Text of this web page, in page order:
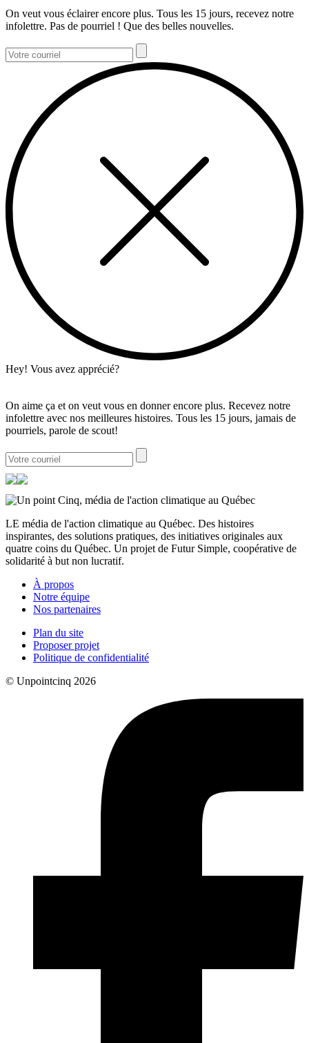
On veut vous éclairer encore plus. Tous les 15 jours, recevez notre
infolettre. Pas de pourriel ! Que des belles nouvelles.
Hey! Vous avez apprécié?
On aime ça et on veut vous en donner encore plus. Recevez notre
infolettre avec nos meilleures histoires. Tous les 15 jours, jamais de
pourriels, parole de scout!
LE média de l'action climatique au Québec. Des histoires
inspirantes, des solutions pratiques, des initiatives originales aux
quatre coins du Québec. Un projet de Futur Simple, coopérative de
solidarité à but non lucratif.
À propos
Notre équipe
Nos partenaires
Plan du site
Proposer projet
Politique de confidentialité
© Unpointcinq 2026